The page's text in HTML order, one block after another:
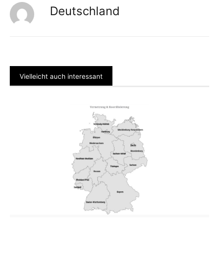
Deutschland
Vielleicht auch interessant